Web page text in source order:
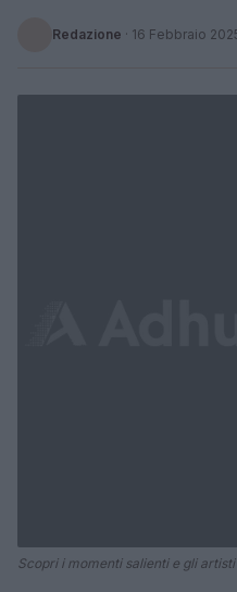
Redazione · 16 Febbraio
Scopri i momenti salienti e gli